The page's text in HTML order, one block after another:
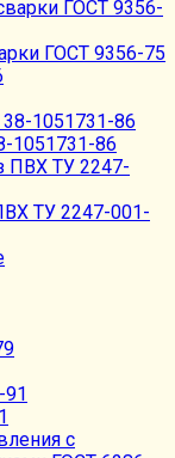
ГОСТ 9356-75
1051731-86
ТУ 2247-001-